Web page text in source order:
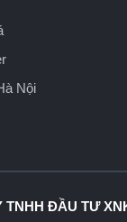
Nội
TNHH ĐẦU TƯ